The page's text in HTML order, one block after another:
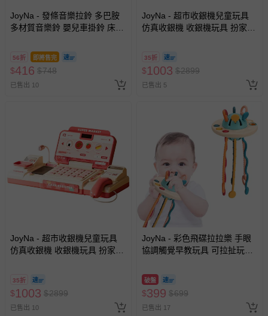
針對滿件折/滿額贈…等活動，如因部份退貨，而該訂單保
留商品未達活動門檻，將以原價計算，活動贈品亦需一併退
部分商品依據消費者保護法的規定，不適用七天鑑賞期/猶
豫期範圍：
易於腐敗、保存期限較短或解約時即將逾期（例如生鮮
客製化商品（例如客製生日書、姓名貼等）。
報紙、期刊或雜誌（惟書籍如經拆封、使用，則酌收整
新費用）。
經消費者拆封之影音商品或電腦軟體（例如 DVD、CD
非以有形媒介提供之數位內容或一經提供即為完成之線
上服務，經消費者事先同意始提供（例如線上課程、遊
戲或活動點數等）。
-個人衛生用品（例如尿布、貼身衣物、泳裝、襪子、地
-新生兒親膚衣物（嬰幼兒包巾與背巾、包屁衣、學習
JoyNa - 發條音樂拉鈴 多巴胺
多材質音樂鈴 嬰兒車掛鈴 床邊
56折 即將售完
$416 $748
已售出 10
JoyNa - 超市收銀機兒童玩具
仿真收銀機 收銀機玩具 扮家家
35折
$1003 $2899
已售出 5
JoyNa - 超市收銀機兒童玩具
仿真收銀機 收銀機玩具 扮家家
35折
$1003 $2899
已售出 10
JoyNa - 彩色飛碟拉拉樂 手眼
協調觸覺早教玩具 可拉扯玩具-
破盤
$399 $699
已售出 17